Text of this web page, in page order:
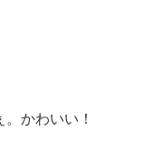
かわいい！